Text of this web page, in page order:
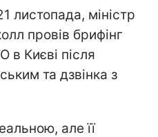
листопада, міністр
провів брифінг
в Києві після
та дзвінка з
але її